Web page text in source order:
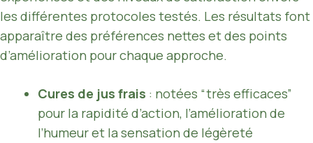
les différentes protocoles testés. Les résultats font
apparaître des préférences nettes et des points
d’amélioration pour chaque approche.
Cures de jus frais : notées “très efficaces”
pour la rapidité d’action, l’amélioration de
l’humeur et la sensation de légèreté